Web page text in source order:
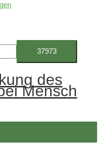
des
Mensch